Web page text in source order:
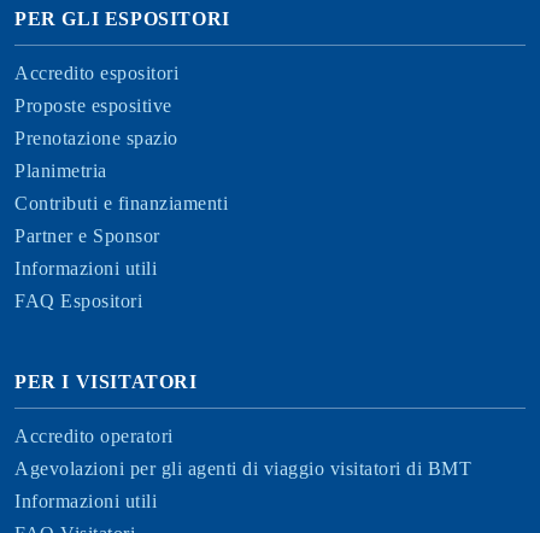
PER GLI ESPOSITORI
Accredito espositori
Proposte espositive
Prenotazione spazio
Planimetria
Contributi e finanziamenti
Partner e Sponsor
Informazioni utili
FAQ Espositori
PER I VISITATORI
Accredito operatori
Agevolazioni per gli agenti di viaggio visitatori di BMT
Informazioni utili